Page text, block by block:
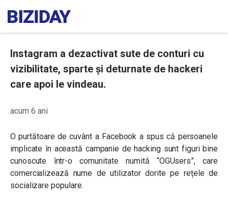
Instagram a dezactivat sute de conturi cu
vizibilitate, sparte și deturnate de hackeri
care apoi le vindeau.
acum 6 ani
O purtătoare de cuvânt a Facebook a spus că persoanele
implicate în această campanie de hacking sunt figuri bine
cunoscute într-o comunitate numită “OGUsers”, care
comercializează nume de utilizator dorite pe rețele de
socializare populare.